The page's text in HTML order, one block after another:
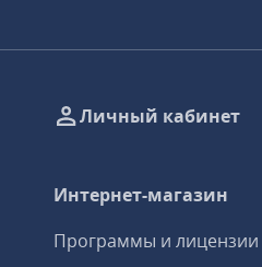
Личный кабинет
Интернет-магазин
Программы и лицензии